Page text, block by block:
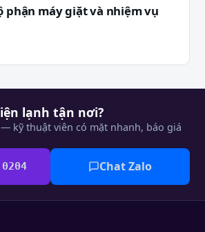
phận máy giặt và nhiệm vụ
lạnh tận nơi?
kỹ thuật viên có mặt nhanh, báo giá
Chat Zalo